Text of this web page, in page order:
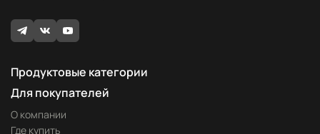
Продуктовые категории
Для покупателей
О компании
Где купить